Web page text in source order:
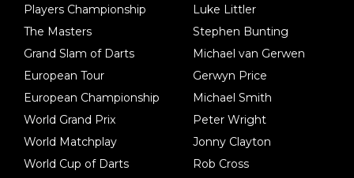
Players Championship
The Masters
Grand Slam of Darts
European Tour
European Championship
World Grand Prix
World Matchplay
World Cup of Darts
Luke Littler
Stephen Bunting
Michael van Gerwen
Gerwyn Price
Michael Smith
Peter Wright
Jonny Clayton
Rob Cross